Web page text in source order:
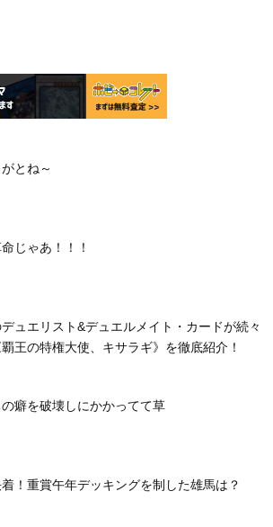
とね～
じゃあ！！！
ュエリスト&デュエルメイト・カードが続々
王の特権大使、キサラギ》を徹底紹介！
癖を破壊しにかかってて草
！重賞午年デッキングを制した雄馬は？